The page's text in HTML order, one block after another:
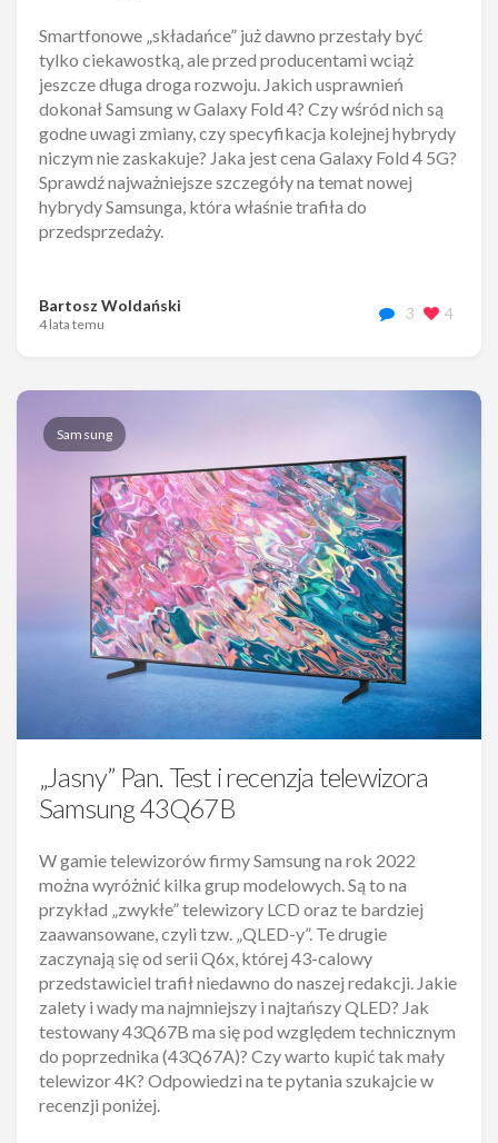
Smartfonowe „składańce” już dawno przestały być
tylko ciekawostką, ale przed producentami wciąż
jeszcze długa droga rozwoju. Jakich usprawnień
dokonał Samsung w Galaxy Fold 4? Czy wśród nich są
godne uwagi zmiany, czy specyfikacja kolejnej hybrydy
niczym nie zaskakuje? Jaka jest cena Galaxy Fold 4 5G?
Sprawdź najważniejsze szczegóły na temat nowej
hybrydy Samsunga, która właśnie trafiła do
przedsprzedaży.
Bartosz Woldański
4 lata temu
3 4
Samsung
„Jasny” Pan. Test i recenzja telewizora
Samsung 43Q67B
W gamie telewizorów firmy Samsung na rok 2022
można wyróżnić kilka grup modelowych. Są to na
przykład „zwykłe” telewizory LCD oraz te bardziej
zaawansowane, czyli tzw. „QLED-y”. Te drugie
zaczynają się od serii Q6x, której 43-calowy
przedstawiciel trafił niedawno do naszej redakcji. Jakie
zalety i wady ma najmniejszy i najtańszy QLED? Jak
testowany 43Q67B ma się pod względem technicznym
do poprzednika (43Q67A)? Czy warto kupić tak mały
telewizor 4K? Odpowiedzi na te pytania szukajcie w
recenzji poniżej.